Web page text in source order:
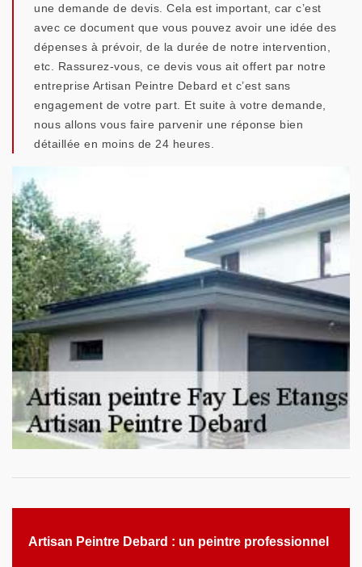
une demande de devis. Cela est important, car c’est
avec ce document que vous pouvez avoir une idée des
dépenses à prévoir, de la durée de notre intervention,
etc. Rassurez-vous, ce devis vous ait offert par notre
entreprise Artisan Peintre Debard et c’est sans
engagement de votre part. Et suite à votre demande,
nous allons vous faire parvenir une réponse bien
détaillée en moins de 24 heures.
Artisan Peintre Debard : un peintre professionnel